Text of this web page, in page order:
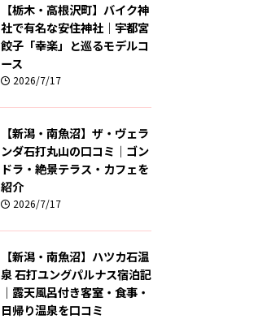
【栃木・高根沢町】バイク神
社で有名な安住神社｜宇都宮
餃子「幸楽」と巡るモデルコ
ース
2026/7/17
【新潟・南魚沼】ザ・ヴェラ
ンダ石打丸山の口コミ｜ゴン
ドラ・絶景テラス・カフェを
紹介
2026/7/17
【新潟・南魚沼】ハツカ石温
泉 石打ユングパルナス宿泊記
｜露天風呂付き客室・食事・
日帰り温泉を口コミ